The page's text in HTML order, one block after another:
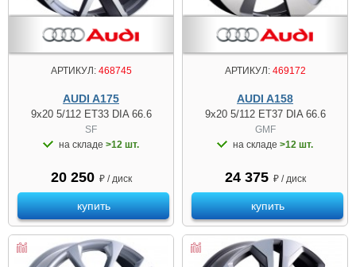
АРТИКУЛ:468745
AUDI A175
9x20 5/112 ET33 DIA 66.6
SF
на складе >12 шт.
20 250 ₽ / диск
купить
АРТИКУЛ:469172
AUDI A158
9x20 5/112 ET37 DIA 66.6
GMF
на складе >12 шт.
24 375 ₽ / диск
купить